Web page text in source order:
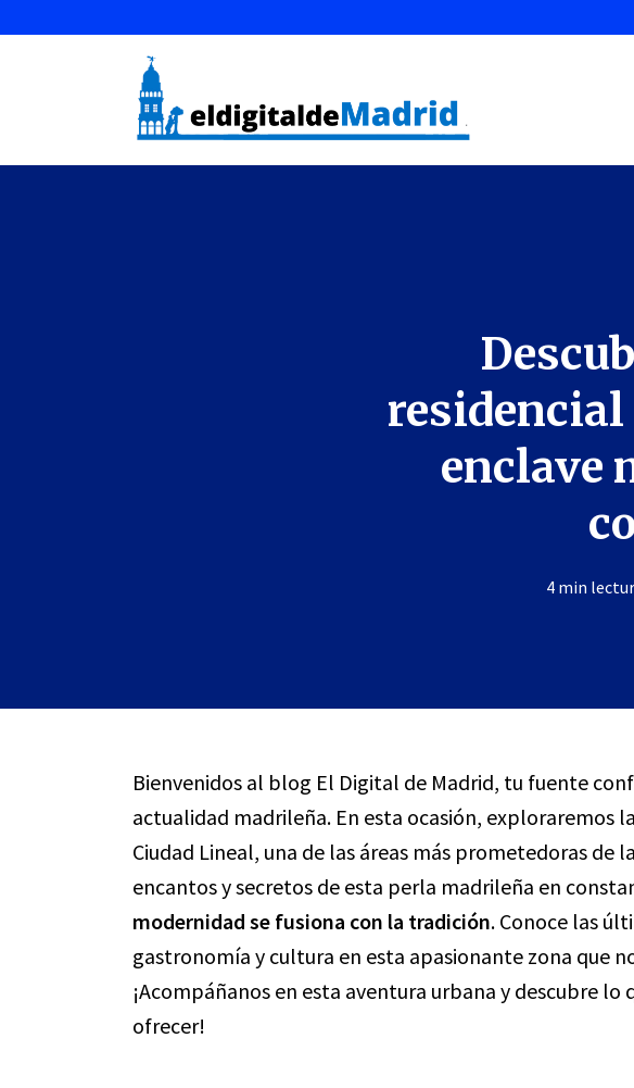
residencial
enclave
4 min
Bienvenidos al blog El Digital de Madrid, tu fuente
actualidad madrileña. En esta ocasión, exploraremos
Ciudad Lineal, una de las áreas más prometedoras de
encantos y secretos de esta perla madrileña en
modernidad se fusiona con la tradición. Conoce las
gastronomía y cultura en esta apasionante zona que
¡Acompáñanos en esta aventura urbana y descubre lo
ofrecer!